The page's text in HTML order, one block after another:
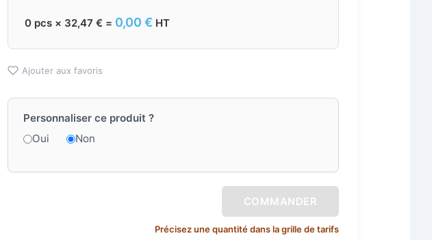
0 pcs × 32,47 € = 0,00 € HT
Ajouter aux favoris
Personnaliser ce produit ?
Oui
Non
COMMANDER
Précisez une quantité dans la grille de tarifs